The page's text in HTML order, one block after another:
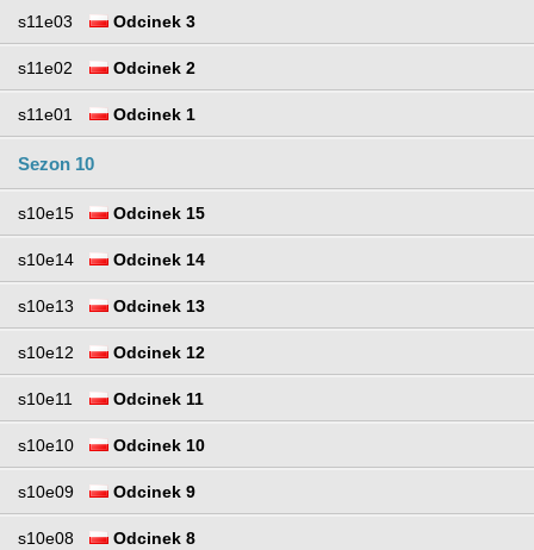
s11e03 Odcinek 3
s11e02 Odcinek 2
s11e01 Odcinek 1
Sezon 10
s10e15 Odcinek 15
s10e14 Odcinek 14
s10e13 Odcinek 13
s10e12 Odcinek 12
s10e11 Odcinek 11
s10e10 Odcinek 10
s10e09 Odcinek 9
s10e08 Odcinek 8